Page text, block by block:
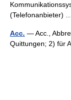
(Telefonanbieter)
Acc. — Acc.,
Quittungen; 2) für